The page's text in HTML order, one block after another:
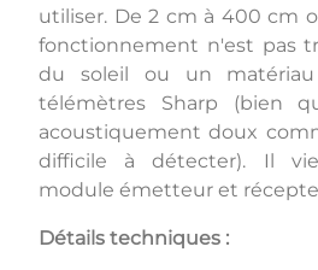
utiliser. De 2 cm à 400 cm
fonctionnement n'est pas
du soleil ou un
télémètres Sharp (bien
acoustiquement doux
difficile à détecter). Il
module émetteur et
Détails techniques :